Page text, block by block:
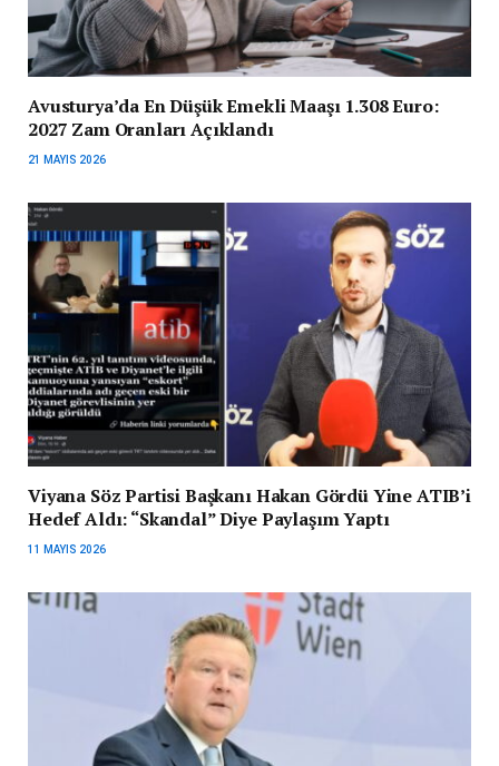
Avusturya’da En Düşük Emekli Maaşı 1.308 Euro:
2027 Zam Oranları Açıklandı
21 MAYIS 2026
Viyana Söz Partisi Başkanı Hakan Gördü Yine ATIB’i
Hedef Aldı: “Skandal” Diye Paylaşım Yaptı
11 MAYIS 2026